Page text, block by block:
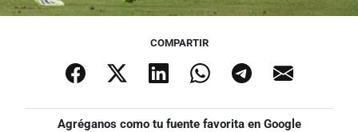
COMPARTIR
Agréganos como tu fuente favorita en Google